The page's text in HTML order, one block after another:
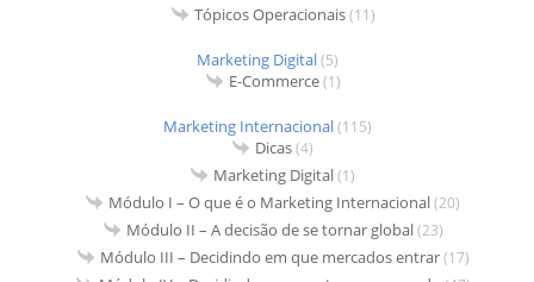
Tópicos Operacionais(11)
Marketing Digital(5)
E-Commerce(1)
Marketing Internacional(115)
Dicas(4)
Marketing Digital(1)
Módulo I – O que é o Marketing Internacional(20)
Módulo II – A decisão de se tornar global(23)
Módulo III – Decidindo em que mercados entrar(17)